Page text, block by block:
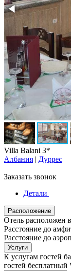
Villa Balani 3*
Албания | Дуррес
Заказать звонок
Детали
Расположение
Отель расположен
Расстояние до
Расстояние до
Услуги
К услугам гостей
гостей бесплатный